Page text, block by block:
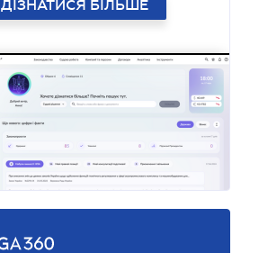
ДІЗНАТИСЯ БІЛЬШЕ